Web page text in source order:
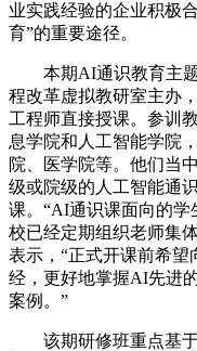
业实践经验的企业积极
育”的重要途径。
本期AI通识教育主题
程改革虚拟教研室主办
工程师直接授课。参训
息学院和人工智能学院
院、医学院等。他们当
级或院级的人工智能通
课。“AI通识课面向的
校已经定期组织老师集
表示，“正式开课前希望
经，更好地掌握AI先进
案例。”
该期研修班重点基于